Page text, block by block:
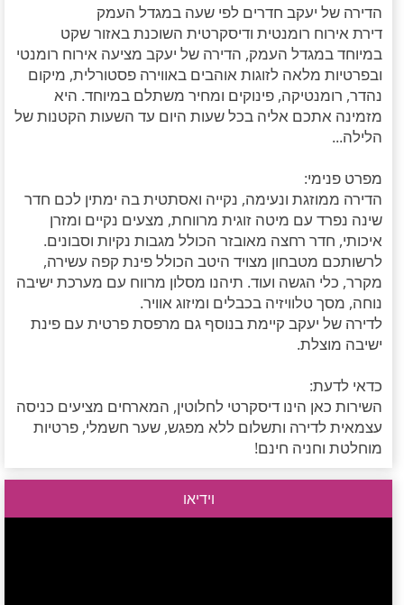
הדירה של יעקב חדרים לפי שעה במגדל העמק
דירת אירוח רומנטית ודיסקרטית השוכנת באזור שקט
במיוחד במגדל העמק, הדירה של יעקב מציעה אירוח רומנטי
ובפרטיות מלאה לזוגות אוהבים באווירה פסטורלית, מיקום
נהדר, רומנטיקה, פינוקים ומחיר משתלם במיוחד. היא
מזמינה אתכם אליה בכל שעות היום עד השעות הקטנות של
הלילה...
מפרט פנימי:
הדירה ממוזגת ונעימה, נקייה ואסתטית בה ימתין לכם חדר
שינה נפרד עם מיטה זוגית מרווחת, מצעים נקיים ומזרן
איכותי, חדר רחצה מאובזר הכולל מגבות נקיות וסבונים.
לרשותכם מטבחון מצויד היטב הכולל פינת קפה עשירה,
מקרר, כלי הגשה ועוד. תיהנו מסלון מרווח עם מערכת ישיבה
נוחה, מסך טלוויזיה בכבלים ומיזוג אוויר.
לדירה של יעקב קיימת בנוסף גם מרפסת פרטית עם פינת
ישיבה מוצלת.
כדאי לדעת:
השירות כאן הינו דיסקרטי לחלוטין, המארחים מציעים כניסה
עצמאית לדירה ותשלום ללא מפגש, שער חשמלי, פרטיות
מוחלטת וחניה חינם!
וידיאו